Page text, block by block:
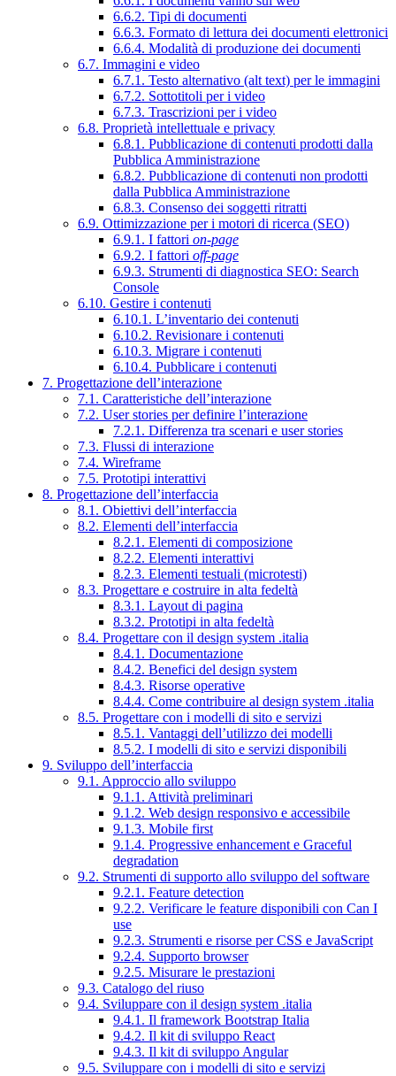
6.6.2. Tipi di documenti
6.6.3. Formato di lettura dei documenti elettronici
6.6.4. Modalità di produzione dei documenti
6.7. Immagini e video
6.7.1. Testo alternativo (alt text) per le immagini
6.7.2. Sottotitoli per i video
6.7.3. Trascrizioni per i video
6.8. Proprietà intellettuale e privacy
6.8.1. Pubblicazione di contenuti prodotti dalla
Pubblica Amministrazione
6.8.2. Pubblicazione di contenuti non prodotti
dalla Pubblica Amministrazione
6.8.3. Consenso dei soggetti ritratti
6.9. Ottimizzazione per i motori di ricerca (SEO)
6.9.1. I fattori on-page
6.9.2. I fattori off-page
6.9.3. Strumenti di diagnostica SEO: Search
Console
6.10. Gestire i contenuti
6.10.1. L’inventario dei contenuti
6.10.2. Revisionare i contenuti
6.10.3. Migrare i contenuti
6.10.4. Pubblicare i contenuti
7. Progettazione dell’interazione
7.1. Caratteristiche dell’interazione
7.2. User stories per definire l’interazione
7.2.1. Differenza tra scenari e user stories
7.3. Flussi di interazione
7.4. Wireframe
7.5. Prototipi interattivi
8. Progettazione dell’interfaccia
8.1. Obiettivi dell’interfaccia
8.2. Elementi dell’interfaccia
8.2.1. Elementi di composizione
8.2.2. Elementi interattivi
8.2.3. Elementi testuali (microtesti)
8.3. Progettare e costruire in alta fedeltà
8.3.1. Layout di pagina
8.3.2. Prototipi in alta fedeltà
8.4. Progettare con il design system .italia
8.4.1. Documentazione
8.4.2. Benefici del design system
8.4.3. Risorse operative
8.4.4. Come contribuire al design system .italia
8.5. Progettare con i modelli di sito e servizi
8.5.1. Vantaggi dell’utilizzo dei modelli
8.5.2. I modelli di sito e servizi disponibili
9. Sviluppo dell’interfaccia
9.1. Approccio allo sviluppo
9.1.1. Attività preliminari
9.1.2. Web design responsivo e accessibile
9.1.3. Mobile first
9.1.4. Progressive enhancement e Graceful
degradation
9.2. Strumenti di supporto allo sviluppo del software
9.2.1. Feature detection
9.2.2. Verificare le feature disponibili con Can I
use
9.2.3. Strumenti e risorse per CSS e JavaScript
9.2.4. Supporto browser
9.2.5. Misurare le prestazioni
9.3. Catalogo del riuso
9.4. Sviluppare con il design system .italia
9.4.1. Il framework Bootstrap Italia
9.4.2. Il kit di sviluppo React
9.4.3. Il kit di sviluppo Angular
9.5. Sviluppare con i modelli di sito e servizi